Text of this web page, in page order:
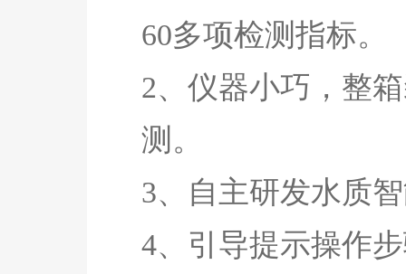
60多项检测指标。
2、仪器小巧，整
测。
3、自主研发水质
4、引导提示操作